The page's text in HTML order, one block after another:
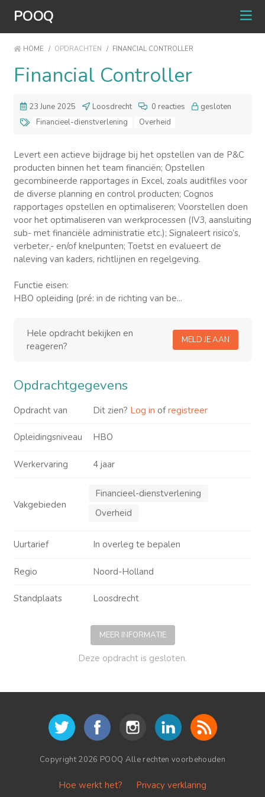
POOQ
HOME / OPDRACHTEN / FINANCIAL CONTROLLER
Financial Controller
23 June 2025 Loosdrecht 0 reacties
gesloten
Financieel-dienstverlening
Overheid
Levert een actieve bijdrage bij het opstellen van de P&C
producten binnen het team financiën; Opstellen
gecombineerde rapportages in Excel, zoals auditfiles voor
de diverse planning en control producten; Cognos
rapportages opstellen en optimaliseren; Voorstellen doen
voor het optimaliseren van werkprocessen (IV3, aansluiting
sub- met financiële administratie etc.); Signaleert risico’s,
verbeter,- en/of knelpunten; Toetst en evalueert de
naleving van kaders, richtlijnen en regelgeving.
Functie eisen:
HBO opleiding (pré: in de richting van be...
Hele opdracht bekijken en
reageren?
MELD JE AAN
Opdrachtgegevens
Opdracht van Dit zien? Log in ofregistreer
Opleidingsniveau HBO
Werkervaring 4 jaar
Vakgebieden
Financieel-dienstverlening
Overheid
Uurtarief In overleg te bepalen
Regio Noord-Holland
Standplaats Loosdrecht
MEER INFORMATIE
Deze opdracht is gesloten.
Copyright 2026 POOQ Alle rechten voorbehouden
Hoe werkt het?
Privacy verklaring